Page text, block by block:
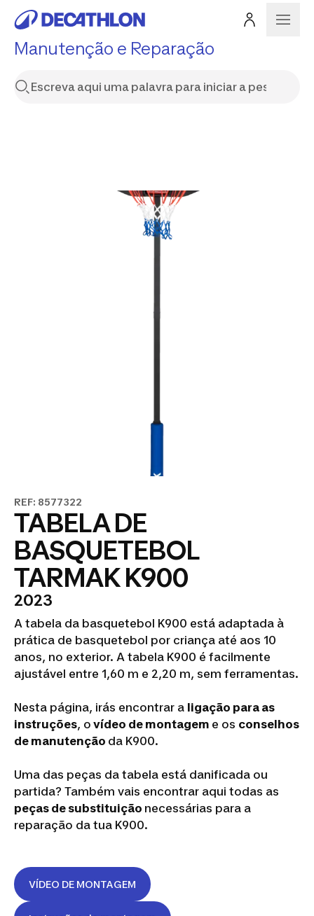
Manutenção e Reparação
REF: 8577322
TABELA DE
BASQUETEBOL
TARMAK K900
2023
A tabela da basquetebol K900 está adaptada à
prática de basquetebol por criança até aos 10
anos, no exterior. A tabela K900 é facilmente
ajustável entre 1,60 m e 2,20 m, sem ferramentas.
Nesta página, irás encontrar a ligação para as
instruções, o vídeo de montagem e os conselhos
de manutenção da K900.
Uma das peças da tabela está danificada ou
partida? Também vais encontrar aqui todas as
peças de substituição necessárias para a
reparação da tua K900.
VÍDEO DE MONTAGEM